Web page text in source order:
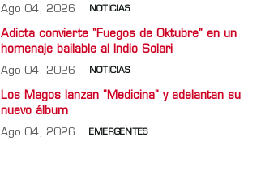
Ago 04, 2026 NOTICIAS
Adicta convierte "Fuegos de Oktubre" en un
homenaje bailable al Indio Solari
Ago 04, 2026 NOTICIAS
Los Magos lanzan "Medicina" y adelantan su
nuevo álbum
Ago 04, 2026 EMERGENTES